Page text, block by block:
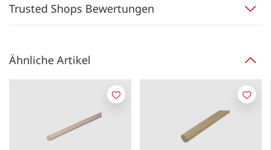
Trusted Shops Bewertungen
Ähnliche Artikel
Merken